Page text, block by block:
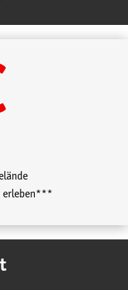
erleben***